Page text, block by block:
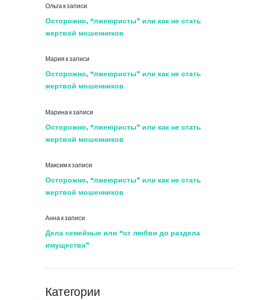
Ольга к записи
Осторожно, “лжеюристы” или как не стать
жертвой мошенников
Мария к записи
Осторожно, “лжеюристы” или как не стать
жертвой мошенников
Марина к записи
Осторожно, “лжеюристы” или как не стать
жертвой мошенников
Максимк записи
Осторожно, “лжеюристы” или как не стать
жертвой мошенников
Аннак записи
Дела семейные или “от любви до раздела
имущества”
Категории